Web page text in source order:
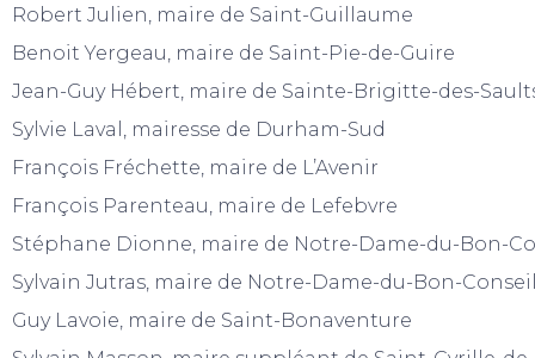
Robert Julien, maire de Saint-Guillaume
Benoit Yergeau, maire de Saint-Pie-de-Guire
Jean-Guy Hébert, maire de Sainte-Brigitte-des-
Sylvie Laval, mairesse de Durham-Sud
François Fréchette, maire de L’Avenir
François Parenteau, maire de Lefebvre
Stéphane Dionne, maire de Notre-Dame-du-Bon-
Sylvain Jutras, maire de Notre-Dame-du-Bon-
Guy Lavoie, maire de Saint-Bonaventure